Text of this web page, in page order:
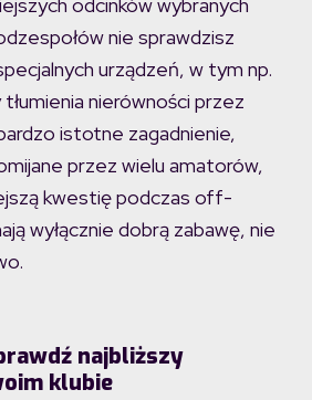
odcinków wybranych
nie sprawdzisz
urządzeń, w tym np.
tłumienia nierówności przez
istotne zagadnienie,
przez wielu amatorów,
kwestię podczas off-
wyłącznie dobrą zabawę, nie
najbliższy
klubie